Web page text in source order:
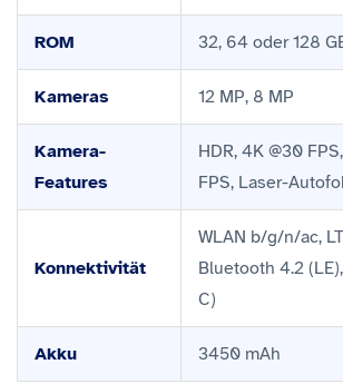
ROM 32, 64 oder 128
Kameras 12 MP, 8 MP
Kamera-
Features
HDR, 4K @30
FPS, Laser-
Konnektivität
WLAN b/g/n/ac,
Bluetooth 4.2
C)
Akku 3450 mAh